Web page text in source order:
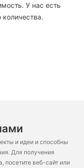
У нас есть
и идеи и способны
Для получения
посетите веб-сайт или